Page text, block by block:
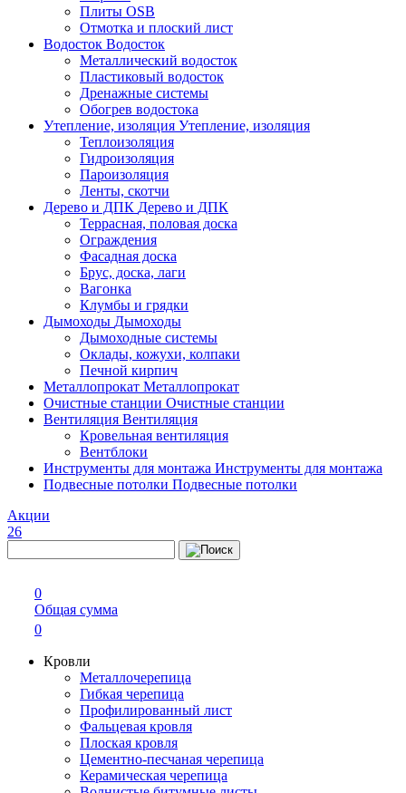
Плиты OSB
Отмотка и плоский лист
Водосток Водосток
Металлический водосток
Пластиковый водосток
Дренажные системы
Обогрев водостока
Утепление, изоляция Утепление, изоляция
Теплоизоляция
Гидроизоляция
Пароизоляция
Ленты, скотчи
Дерево и ДПК Дерево и ДПК
Террасная, половая доска
Ограждения
Фасадная доска
Брус, доска, лаги
Вагонка
Клумбы и грядки
Дымоходы Дымоходы
Дымоходные системы
Оклады, кожухи, колпаки
Печной кирпич
Металлопрокат Металлопрокат
Очистные станции Очистные станции
Вентиляция Вентиляция
Кровельная вентиляция
Вентблоки
Инструменты для монтажа Инструменты для монтажа
Подвесные потолки Подвесные потолки
Акции
26
0
Общая сумма
0
Кровли
Металлочерепица
Гибкая черепица
Профилированный лист
Фальцевая кровля
Плоская кровля
Цементно-песчаная черепица
Керамическая черепица